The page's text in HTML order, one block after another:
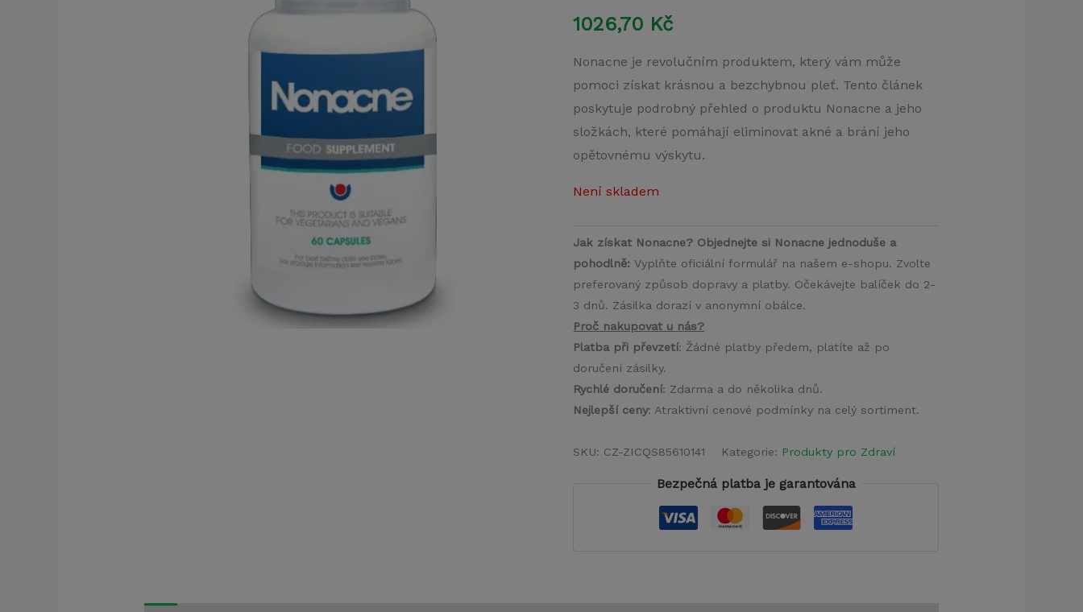
1026,70 Kč
Nonacne je revolučním produktem, který vám může
pomoci získat krásnou a bezchybnou pleť. Tento článek
poskytuje podrobný přehled o produktu Nonacne a jeho
složkách, které pomáhají eliminovat akné a brání jeho
opětovnému výskytu.
Není skladem
Jak získat Nonacne? Objednejte si Nonacne jednoduše a
pohodlně: Vyplňte oficiální formulář na našem e-shopu. Zvolte
preferovaný způsob dopravy a platby. Očekávejte balíček do 2-
3 dnů. Zásilka dorazí v anonymní obálce.
Proč nakupovat u nás?
Platba při převzetí: Žádné platby předem, platíte až po
doručení zásilky.
Rychlé doručení: Zdarma a do několika dnů.
Nejlepší ceny: Atraktivní cenové podmínky na celý sortiment.
SKU: CZ-ZICQS85610141 Kategorie: Produkty pro Zdraví
Bezpečná platba je garantována